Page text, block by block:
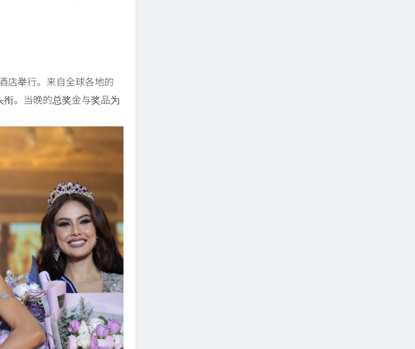
店举行。来自全球各地的
。当晚的总奖金与奖品为